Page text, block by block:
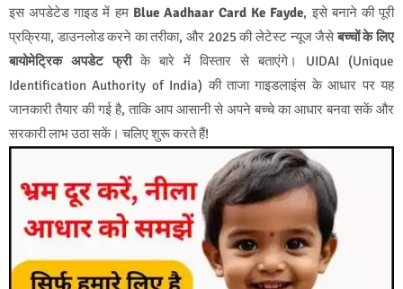
इस अपडेटेड गाइड में हम Blue Aadhaar Card Ke Fayde, इसे बनाने की पूरी
प्रक्रिया, डाउनलोड करने का तरीका, और 2025 की लेटेस्ट न्यूज जैसेबच्चों के लिए
बायोमेट्रिक अपडेट फ्रीके बारे में विस्तार से बताएंगे। UIDAI (Unique
Identification Authority of India) की ताजा गाइडलाइंस के आधार पर यह
जानकारी तैयार की गई है, ताकि आप आसानी से अपने बच्चे का आधार बनवा सकें और
सरकारी लाभ उठा सकें। चलिए शुरू करते हैं!